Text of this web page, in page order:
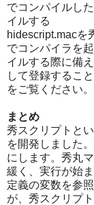
でコンパイルし
イルする
hidescript.macを
でコンパイラを
イルする際に備
して登録するこ
をご覧ください。
まとめ
秀スクリプトと
を開発しました
にします。秀丸
緩く、実行が始
定義の変数を参
が、秀スクリプ